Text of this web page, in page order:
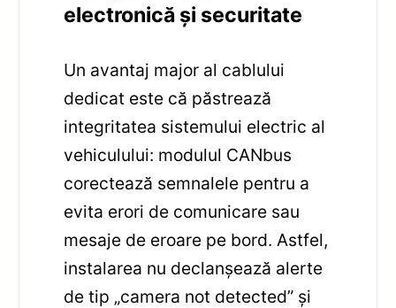
electronică și securitate
Un avantaj major al cablului
dedicat este că păstrează
integritatea sistemului electric al
vehiculului: modulul CANbus
corectează semnalele pentru a
evita erori de comunicare sau
mesaje de eroare pe bord. Astfel,
instalarea nu declanșează alerte
de tip „camera not detected” și